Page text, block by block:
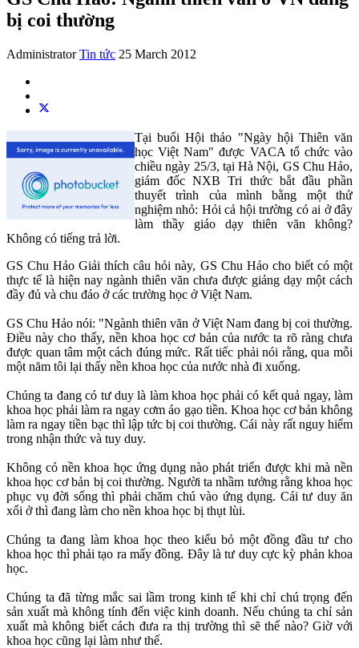
bị coi thường
Administrator Tin tức 25 March 2012
Tại buổi Hội thảo "Ngày hội Thiên văn
học Việt Nam" được VACA tổ chức vào
chiều ngày 25/3, tại Hà Nội, GS Chu Hảo,
giám đốc NXB Tri thức bắt đầu phần
thuyết trình của mình bằng một thử
nghiệm nhỏ: Hỏi cả hội trường có ai ở đây
làm thầy giáo dạy thiên văn không?
Không có tiếng trả lời.
GS Chu Hảo Giải thích câu hỏi này, GS Chu Hảo cho biết có một
thực tế là hiện nay ngành thiên văn chưa được giảng dạy một cách
đầy đủ và chu đáo ở các trường học ở Việt Nam.
GS Chu Hảo nói: "Ngành thiên văn ở Việt Nam đang bị coi thường.
Điều này cho thấy, nền khoa học cơ bản của nước ta rõ ràng chưa
được quan tâm một cách đúng mức. Rất tiếc phải nói rằng, qua mỗi
một năm tôi lại thấy nền khoa học của nước nhà đi xuống.
Chúng ta đang có tư duy là làm khoa học phải có kết quả ngay, làm
khoa học phải làm ra ngay cơm áo gạo tiền. Khoa học cơ bản không
làm ra ngay tiền bạc thì lập tức bị coi thường. Cái này rất nguy hiểm
trong nhận thức và tuy duy.
Không có nền khoa học ứng dụng nào phát triển được khi mà nền
khoa học cơ bản bị coi thường. Người ta nhầm tưởng rằng khoa học
phục vụ đời sống thì phải chăm chú vào ứng dụng. Cái tư duy ăn
xổi ở thì đang làm cho nền khoa học bị thụt lùi.
Chúng ta đang làm khoa học theo kiểu bỏ một đồng đầu tư cho
khoa học thì phải tạo ra mấy đồng. Đây là tư duy cực kỳ phản khoa
học.
Chúng ta đã từng mắc sai lầm trong kinh tế khi chỉ chú trọng đến
sản xuất mà không tính đến việc kinh doanh. Nếu chúng ta chỉ sản
xuất mà không biết cách đưa ra thị trường thì sẽ thế nào? Giờ với
khoa học cũng lại làm như thế.